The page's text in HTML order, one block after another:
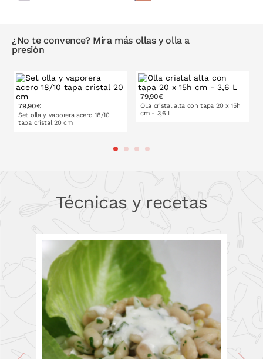
Apta para el horno a máximo 180ºC
Apta para el lavavajillas
Medidas: ø 24 x h 12 cm
Capacidad: 4,2 L
¿No te convence? Mira más ollas y olla a
presión
79,90€
Set olla y vaporera acero 18/10
tapa cristal 20 cm
PONLO EN LA CESTA
79,90€
Olla cristal alta con tapa 20 x 15h
cm - 3,6 L
Técnicas y recetas